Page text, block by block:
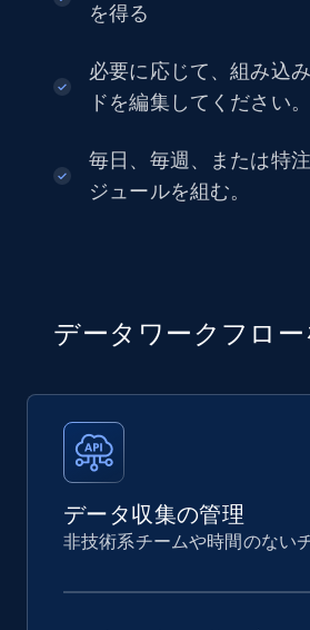
を得る
必要に応じて、組み込
ドを編集してください。
毎日、毎週、または特
ジュールを組む。
データワークフロー
データ収集の管理
非技術系チームや時間のない